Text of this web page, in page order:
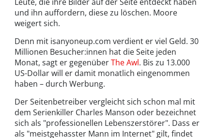
und ihn auffordern, diese zu löschen. Moore
weigert sich.
Denn mit isanyoneup.com verdient er viel Geld. 30
Millionen Besucher:innen hat die Seite jeden
Monat, sagt er gegenüberThe Awl. Bis zu 13.000
US-Dollar will er damit monatlich eingenommen
haben – durch Werbung.
Der Seitenbetreiber vergleicht sich schon mal mit
dem Serienkiller Charles Manson oder bezeichnet
sich als "professionellen Lebenszerstörer". Dass er
als "meistgehasster Mann im Internet" gilt, findet